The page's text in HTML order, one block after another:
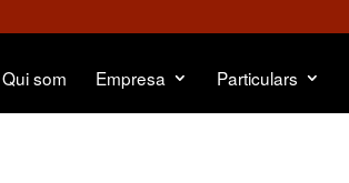
Qui som Empresa Particulars